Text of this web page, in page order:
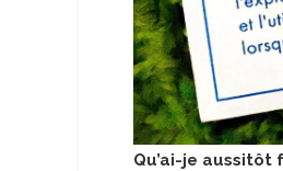
Qu’ai-je aussitôt